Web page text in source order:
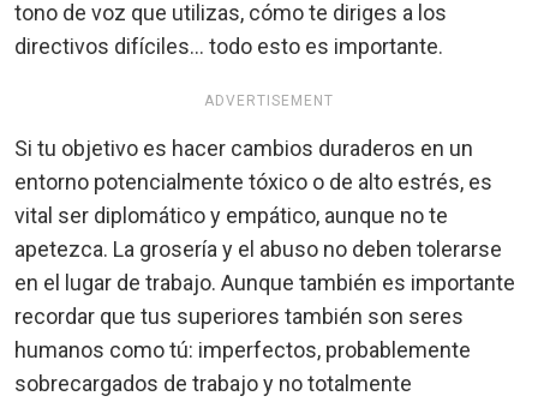
tono de voz que utilizas, cómo te diriges a los
directivos difíciles... todo esto es importante.
ADVERTISEMENT
Si tu objetivo es hacer cambios duraderos en un
entorno potencialmente tóxico o de alto estrés, es
vital ser diplomático y empático, aunque no te
apetezca. La grosería y el abuso no deben tolerarse
en el lugar de trabajo. Aunque también es importante
recordar que tus superiores también son seres
humanos como tú: imperfectos, probablemente
sobrecargados de trabajo y no totalmente